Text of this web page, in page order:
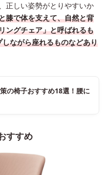
正しい姿勢がとりやすいか
膝で体を支えて、自然と背
ングチェア」と呼ばれるも
ながら座れるものなどあり
の椅子おすすめ18選！腰に
すすめ